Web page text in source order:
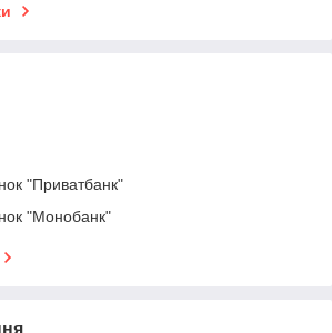
"Приватбанк"
"Монобанк"